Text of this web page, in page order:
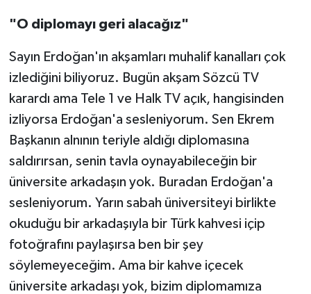
"O diplomayı geri alacağız"
Sayın Erdoğan'ın akşamları muhalif kanalları çok
izlediğini biliyoruz. Bugün akşam Sözcü TV
karardı ama Tele 1 ve Halk TV açık, hangisinden
izliyorsa Erdoğan'a sesleniyorum. Sen Ekrem
Başkanın alnının teriyle aldığı diplomasına
saldırırsan, senin tavla oynayabileceğin bir
üniversite arkadaşın yok. Buradan Erdoğan'a
sesleniyorum. Yarın sabah üniversiteyi birlikte
okuduğu bir arkadaşıyla bir Türk kahvesi içip
fotoğrafını paylaşırsa ben bir şey
söylemeyeceğim. Ama bir kahve içecek
üniversite arkadaşı yok, bizim diplomamıza